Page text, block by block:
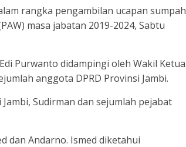
rangka pengambilan ucapan sumpah
masa jabatan 2019-2024, Sabtu
Purwanto didampingi oleh Wakil Ketua
anggota DPRD Provinsi Jambi.
Sudirman dan sejumlah pejabat
dan Andarno. Ismed diketahui